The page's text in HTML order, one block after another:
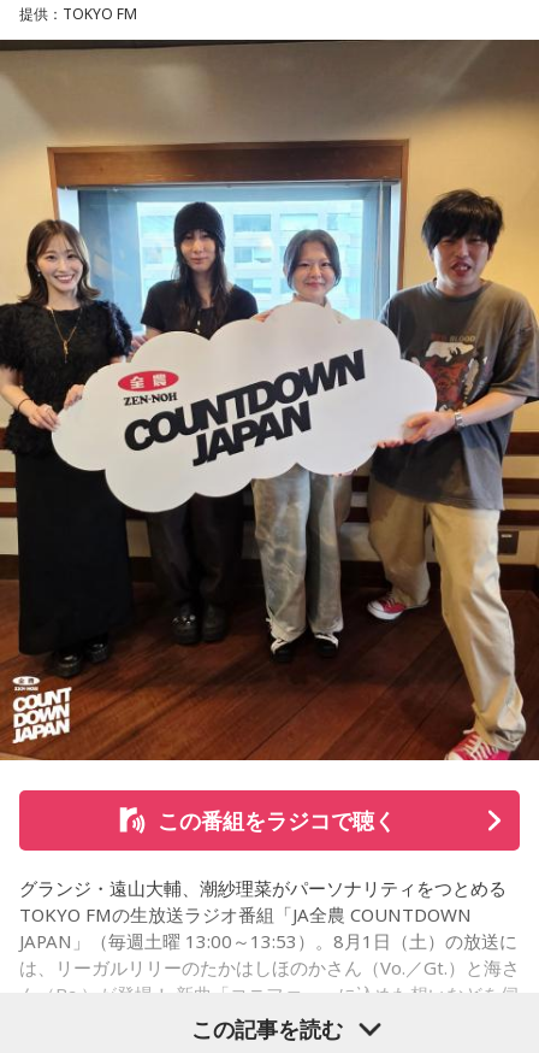
山田「球速がすごくて、僕も追いつけるように頑張ります」
2試合に登板してみていかがですか？
山田「自分の持ち味が出せて抑えられることができたので、
そこは1番よかったのかなと思います。試合で投げる、野球が
できる感謝というのも再び感じることができましたし、野球
が楽しかったですね」
――今シーズンの登板はまだ2試合ですが、ヒットを1本も打
たれていないです。
山田「そうなんですか？ 何の意識もしていないです（笑）。
1イニングを無失点で抑える。どれだけピンチを作っても無失
点で抑えるというのが中継ぎの仕事なので、それができたと
いうのは本当にいいことなのかなと思います」
※インタビュアー：文化放送・斉藤一美アナウンサー
◎メールテーマ『鬼事』
TVアニメ『逃げ上手の若君』第2期オープニングテーマ「鬼
事」。中島健人はこの「鬼事」を「日々のイラッとした出来
事」や「心がザワザワした、モヤモヤした事」を表す言葉と
してカジュアルに使っています。そんな、あなたの周りで起
きた「鬼事」を教えてください。
中島健人が、どう立ち回ればよかったのか手を差し伸べま
す。
※ メールの件名は「鬼事」でお願いします。
◎コーナー『人生アイズ相談ドラゴン』
「仕事場の上司、良い人なんだけどここが好きになれなく
て…」
「友人と遊んだ時に言われたあの一言がずっとモヤモヤして
「優柔不断な性格のせいで、こんな事が…」
あなたの人生相談を送ってください。その相談を受け、中島
健人が遊戯王の話をします。
※ メールの件名は「決闘」でお願いします。
◎「中島健人イメージランキング」
街の人に調査したら、中島健人が1位にランクインしそうな
「ランキングのタイトルだけ」を送ってきてください。
＜例＞
・家の照明、指パッチンで消してそうランキング
・コンビニで「温めますか？」とか「レジ袋はいります
か？」とか聞かれる前に全部先に言ってきそうな男ランキン
提供：TOKYO FM
この番組をラジコで聴く
グランジ・遠山大輔、潮紗理菜がパーソナリティをつとめる
TOKYO FMの生放送ラジオ番組「JA全農 COUNTDOWN
JAPAN」（毎週土曜 13:00～13:53）。8月1日（土）の放送に
は、リーガルリリーのたかはしほのかさん（Vo.／Gt.）と海さ
ん（Ba.）が登場！ 新曲「コニファー」に込めた想いなどを伺
この記事を読む